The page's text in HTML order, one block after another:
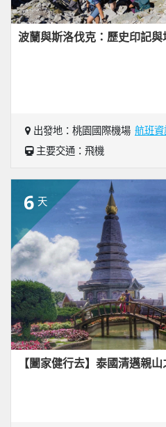
波蘭與斯洛伐克：歷史印記
出發地：桃園國際機場 航班資
主要交通：飛機
6 天
【闔家健行去】泰國清邁親